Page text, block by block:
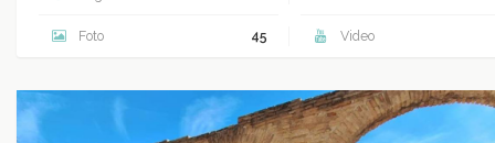
Foto 45 Video